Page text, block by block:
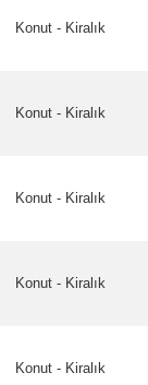
Konut - Kiralık
Konut - Kiralık
Konut - Kiralık
Konut - Kiralık
Konut - Kiralık